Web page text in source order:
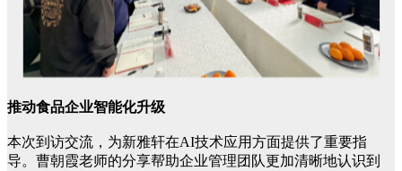
推动食品企业智能化升级
本次到访交流，为新雅轩在AI技术应用方面提供了重要指
导。曹朝霞老师的分享帮助企业管理团队更加清晰地认识到